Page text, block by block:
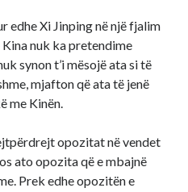
edhe Xi Jinping në një fjalim
nuk ka pretendime
synon t’i mësojë ata si të
mjafton që ata të jenë
me Kinën.
opozitat në vendet
ato opozita që e mbajnë
Prek edhe opozitën e